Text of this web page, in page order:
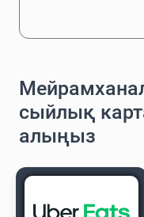
сыйлық
алыңыз